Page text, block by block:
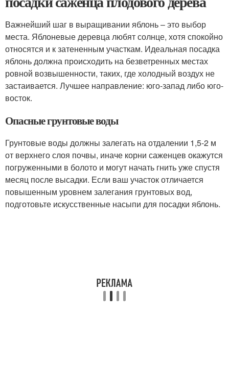
Важнейший шаг в выращивании яблонь – это выбор
места. Яблоневые деревца любят солнце, хотя спокойно
относятся и к затененным участкам. Идеальная посадка
яблонь должна происходить на безветренных местах
ровной возвышенности, таких, где холодный воздух не
застаивается. Лучшее направление: юго-запад либо юго-
восток.
Опасные грунтовые воды
Грунтовые воды должны залегать на отдалении 1,5-2 м
от верхнего слоя почвы, иначе корни саженцев окажутся
погруженными в болото и могут начать гнить уже спустя
месяц после высадки. Если ваш участок отличается
повышенным уровнем залегания грунтовых вод,
подготовьте искусственные насыпи для посадки яблонь.